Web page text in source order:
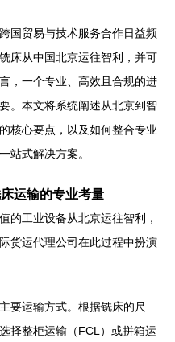
国贸易与技术服务合作日益频
床从中国北京运往智利，并可
，一个专业、高效且合规的进
。本文将系统阐述从北京到智
核心要点，以及如何整合专业
站式解决方案。
运输的专业考量
的工业设备从北京运往智利，
货运代理公司在此过程中扮演
要运输方式。根据铣床的尺
择整柜运输（FCL）或拼箱运